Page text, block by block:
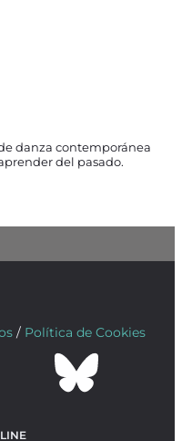
danza contemporánea
del pasado.
/ Política de Cookies